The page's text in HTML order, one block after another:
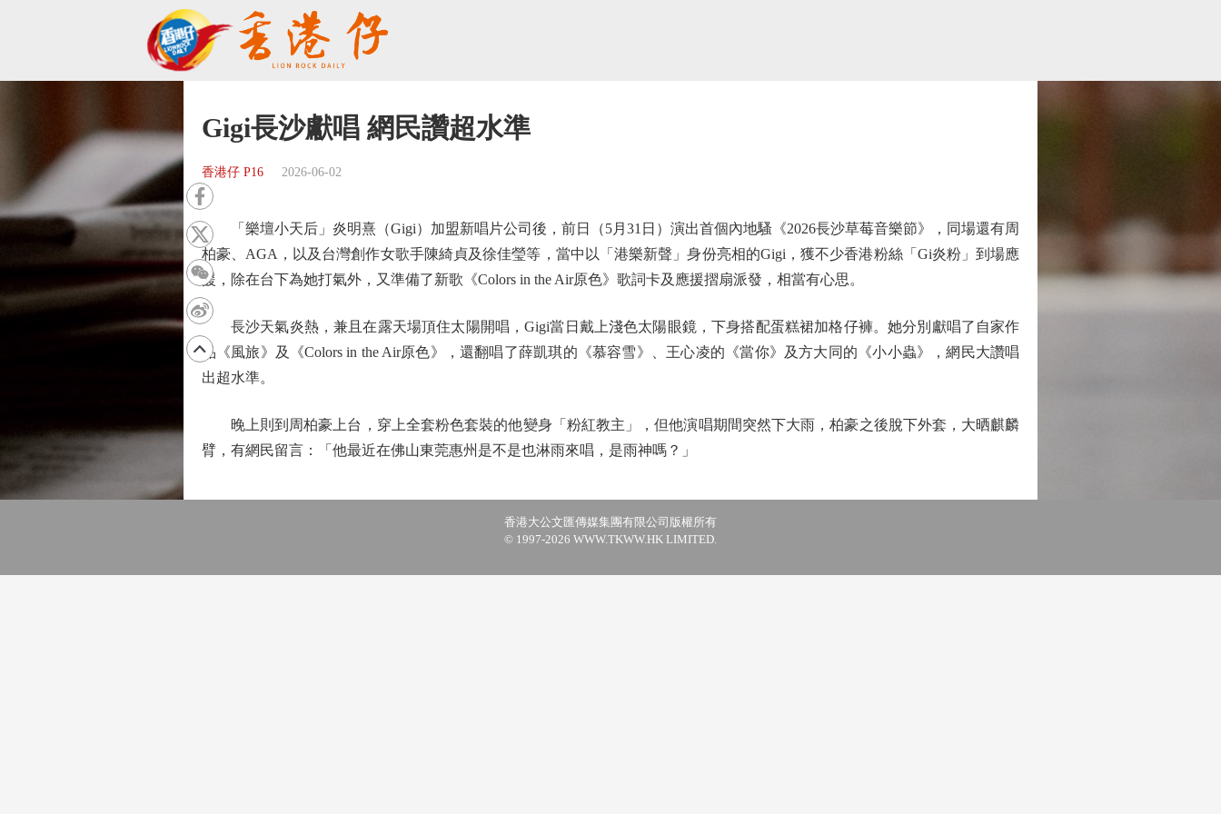
Gigi長沙獻唱 網民讚超水準
香港仔 P16 2026-06-02
「樂壇小天后」炎明熹（Gigi）加盟新唱片公司後，前日（5月31日）演出首個內地騷《2026長沙草莓音樂節》，同場還有周
柏豪、AGA，以及台灣創作女歌手陳綺貞及徐佳瑩等，當中以「港樂新聲」身份亮相的Gigi，獲不少香港粉絲「Gi炎粉」到場應
援，除在台下為她打氣外，又準備了新歌《Colors in the Air原色》歌詞卡及應援摺扇派發，相當有心思。
長沙天氣炎熱，兼且在露天場頂住太陽開唱，Gigi當日戴上淺色太陽眼鏡，下身搭配蛋糕裙加格仔褲。她分別獻唱了自家作
品《風旅》及《Colors in the Air原色》，還翻唱了薛凱琪的《慕容雪》、王心凌的《當你》及方大同的《小小蟲》，網民大讚唱
出超水準。
晚上則到周柏豪上台，穿上全套粉色套裝的他變身「粉紅教主」，但他演唱期間突然下大雨，柏豪之後脫下外套，大晒麒麟
臂，有網民留言：「他最近在佛山東莞惠州是不是也淋雨來唱，是雨神嗎？」
香港大公文匯傳媒集團有限公司版權所有
© 1997-2026 WWW.TKWW.HK LIMITED.